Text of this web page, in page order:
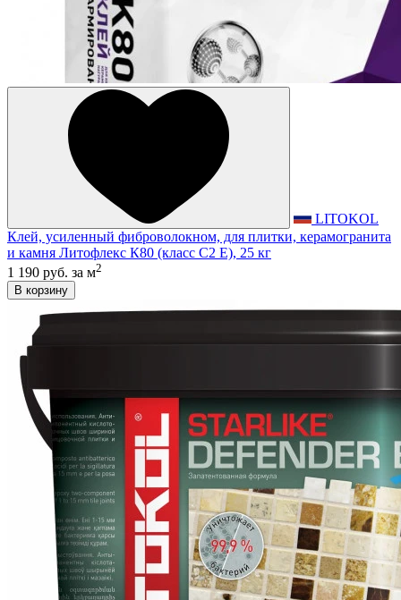
LITOKOL
Клей, усиленный фиброволокном, для плитки, керамогранита
и камня Литофлекс К80 (класс С2 E), 25 кг
1 190 руб. за м2
В корзину